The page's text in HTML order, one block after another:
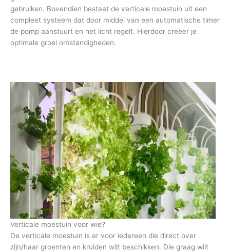
gebruiken. Bovendien bestaat de verticale moestuin uit een
compleet systeem dat door middel van een automatische timer
de pomp aanstuurt en het licht regelt. Hierdoor creëer je
optimale groei omstandigheden.
Verticale moestuin voor wie?
De verticale moestuin is er voor iedereen die direct over
zijn/haar groenten en kruiden wilt beschikken. Die graag wilt